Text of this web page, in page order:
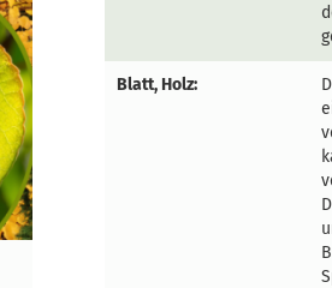
Blatt, Holz: